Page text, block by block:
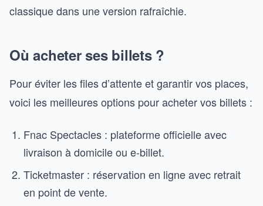
classique dans une version rafraîchie.
Où acheter ses billets ?
Pour éviter les files d’attente et garantir vos places,
voici les meilleures options pour acheter vos billets :
Fnac Spectacles : plateforme officielle avec
livraison à domicile ou e-billet.
Ticketmaster : réservation en ligne avec retrait
en point de vente.